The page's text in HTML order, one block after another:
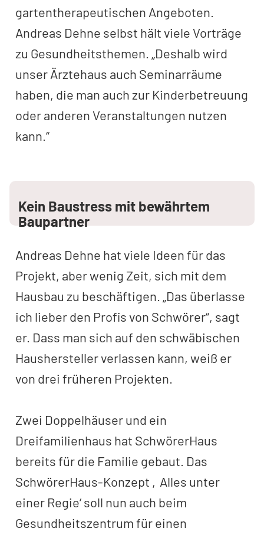
gartentherapeutischen Angeboten.
Andreas Dehne selbst hält viele Vorträge
zu Gesundheitsthemen. „Deshalb wird
unser Ärztehaus auch Seminarräume
haben, die man auch zur Kinderbetreuung
oder anderen Veranstaltungen nutzen
kann.“
Kein Baustress mit bewährtem
Baupartner
Andreas Dehne hat viele Ideen für das
Projekt, aber wenig Zeit, sich mit dem
Hausbau zu beschäftigen. „Das überlasse
ich lieber den Profis von Schwörer“, sagt
er. Dass man sich auf den schwäbischen
Haushersteller verlassen kann, weiß er
von drei früheren Projekten.
Zwei Doppelhäuser und ein
Dreifamilienhaus hat SchwörerHaus
bereits für die Familie gebaut. Das
SchwörerHaus-Konzept ‚Alles unter
einer Regie‘ soll nun auch beim
Gesundheitszentrum für einen